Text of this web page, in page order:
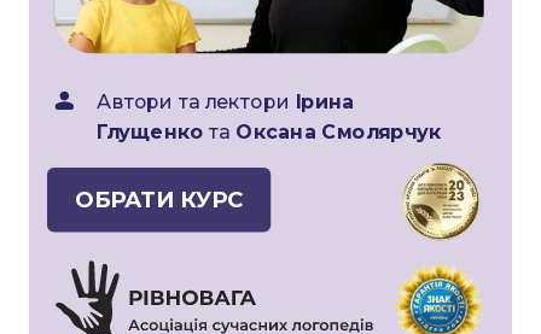
ОБРАТИ КУРС
Автори та лектори Ірина
Глущенко та Оксана Смолярчук